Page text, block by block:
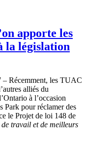
apporte les
la législation
Récemment, les TUAC
alliés du
à l’occasion
Park pour réclamer des
le Projet de loi 148 de
travail et de meilleurs